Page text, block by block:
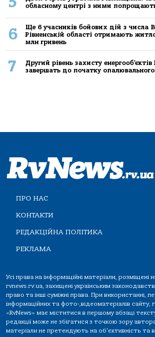
обласному центрі з ними
6
Ще 6 учасників бойових дій з числа
Рівненській області отримають
млн гривень
7
Другий рівень захисту
завершать до початку опалювального
ПРО НАС
КОНТАКТИ
РЕДАКЦІЙНА ПОЛІТИКА
РЕКЛАМА
Усі права на інформаційні матеріали, розміщені
rvnews.rv.ua, захищені українським
право та інші суміжні права. При використанні,
інформаційних та фото-,відеоматеріалів сайту,
«RvNews» має міститися в першому абзаці
редакції може не збігатися з точкою зору
матеріали не претендують на об'єктивність та